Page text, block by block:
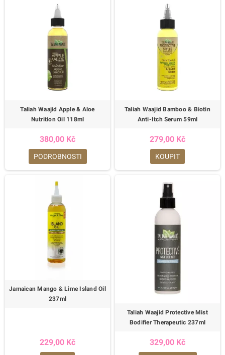
Taliah Waajid Apple & Aloe
Nutrition Oil 118ml
380,00 Kč
PODROBNOSTI
Taliah Waajid Bamboo & Biotin
Anti-Itch Serum 59ml
279,00 Kč
KOUPIT
Jamaican Mango & Lime Island Oil
237ml
229,00 Kč
Taliah Waajid Protective Mist
Bodifier Therapeutic 237ml
329,00 Kč